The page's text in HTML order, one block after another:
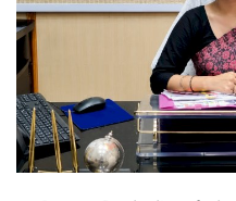
Of
Fame
Contact